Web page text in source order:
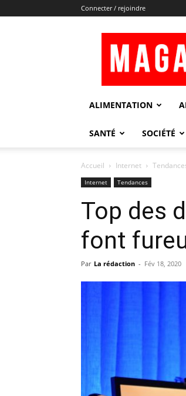
Connecter / rejoindre
ALIMENTATION
SANTÉ SOCIÉTÉ
Accueil Internet
Internet Tendances
Top des
font
Par La rédaction - Fév 18, 2020